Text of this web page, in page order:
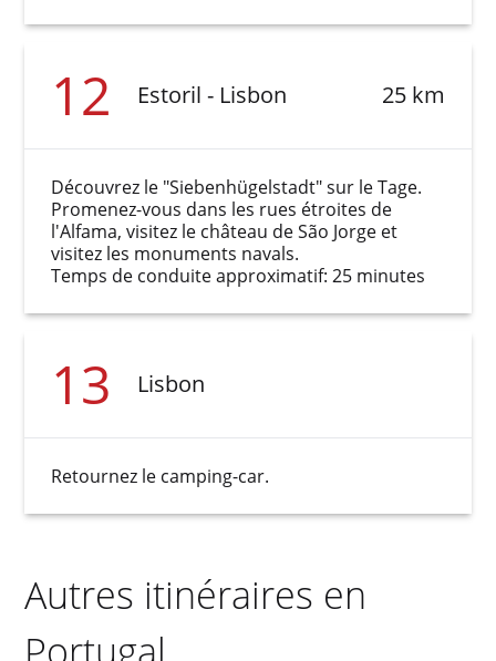
12 Estoril - Lisbon 25 km
Découvrez le "Siebenhügelstadt" sur le Tage.
Promenez-vous dans les rues étroites de
l'Alfama, visitez le château de São Jorge et
visitez les monuments navals.
Temps de conduite approximatif: 25 minutes
13 Lisbon
Retournez le camping-car.
Autres itinéraires en